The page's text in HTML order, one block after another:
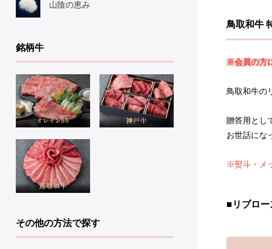
山陰の恵み
銘柄牛
その他の方法で探す
鳥取和牛
※会員の方
鳥取和牛の
贈答用とし
お世話にな
※熨斗・メ
■リブロー